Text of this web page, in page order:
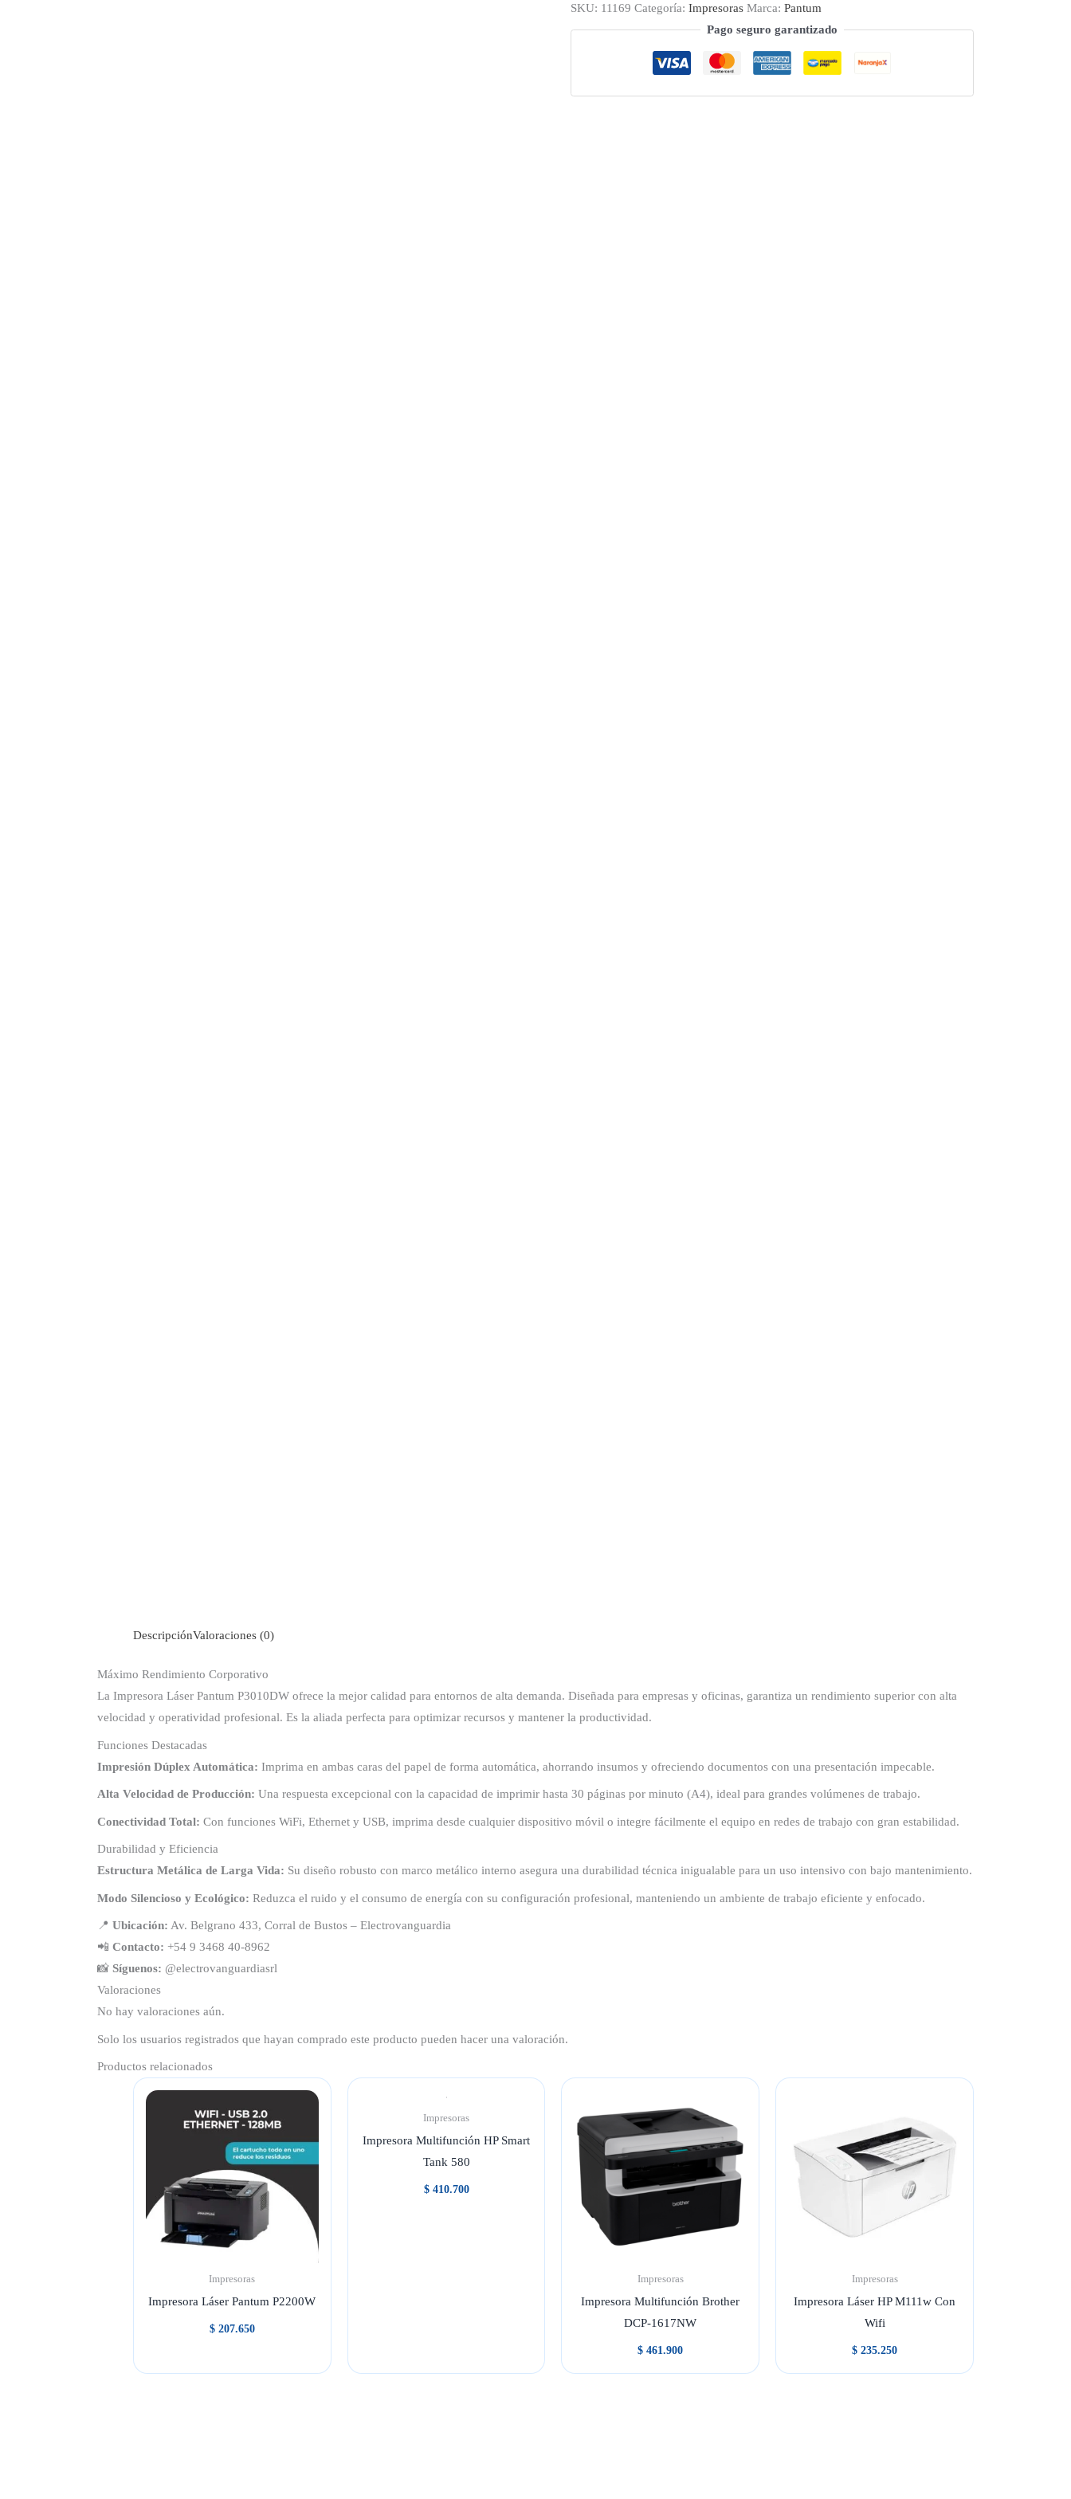
SKU: 11169 Categoría: Impresoras Marca: Pantum
Pago seguro garantizado
DescripciónValoraciones (0)
Máximo Rendimiento Corporativo
La Impresora Láser Pantum P3010DW ofrece la mejor calidad para entornos de alta demanda. Diseñada para empresas y oficinas, garantiza un rendimiento superior con alta
velocidad y operatividad profesional. Es la aliada perfecta para optimizar recursos y mantener la productividad.
Funciones Destacadas
Impresión Dúplex Automática: Imprima en ambas caras del papel de forma automática, ahorrando insumos y ofreciendo documentos con una presentación impecable.
Alta Velocidad de Producción: Una respuesta excepcional con la capacidad de imprimir hasta 30 páginas por minuto (A4), ideal para grandes volúmenes de trabajo.
Conectividad Total: Con funciones WiFi, Ethernet y USB, imprima desde cualquier dispositivo móvil o integre fácilmente el equipo en redes de trabajo con gran estabilidad.
Durabilidad y Eficiencia
Estructura Metálica de Larga Vida: Su diseño robusto con marco metálico interno asegura una durabilidad técnica inigualable para un uso intensivo con bajo mantenimiento.
Modo Silencioso y Ecológico: Reduzca el ruido y el consumo de energía con su configuración profesional, manteniendo un ambiente de trabajo eficiente y enfocado.
📍Ubicación: Av. Belgrano 433, Corral de Bustos – Electrovanguardia
📲Contacto: +54 9 3468 40-8962
📸Síguenos: @electrovanguardiasrl
Valoraciones
No hay valoraciones aún.
Solo los usuarios registrados que hayan comprado este producto pueden hacer una valoración.
Productos relacionados
Impresoras
Impresora Láser Pantum P2200W
$207.650
Impresoras
Impresora Multifunción HP Smart
Tank 580
$410.700
Impresoras
Impresora Multifunción Brother
DCP-1617NW
$ 461.900
Impresoras
Impresora Láser HP M111w Con
Wifi
$ 235.250